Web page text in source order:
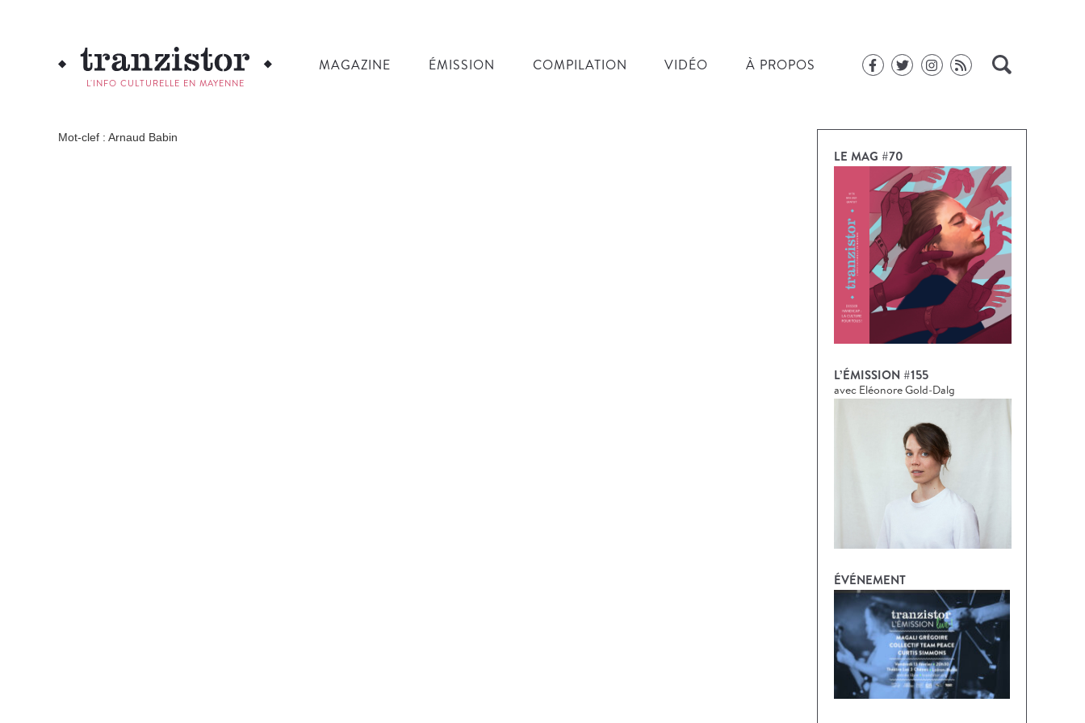
L'INFO CULTURELLE EN MAYENNE
MAGAZINE ÉMISSION COMPILATION VIDÉO À PROPOS
Mot-clef : Arnaud Babin
LE MAG #70
L’ÉMISSION #155
avec Eléonore Gold-Dalg
ÉVÉNEMENT